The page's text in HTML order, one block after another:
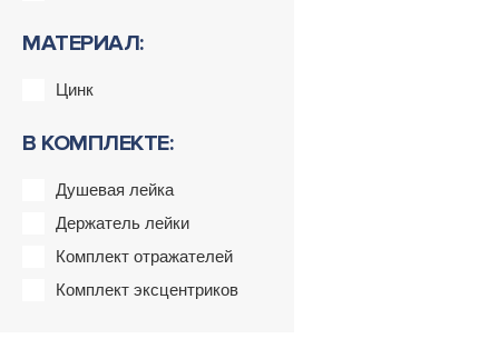
МАТЕРИАЛ:
Цинк
В КОМПЛЕКТЕ:
Душевая лейка
Держатель лейки
Комплект отражателей
Комплект эксцентриков